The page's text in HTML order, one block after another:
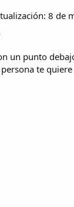
8 de
un punto
te